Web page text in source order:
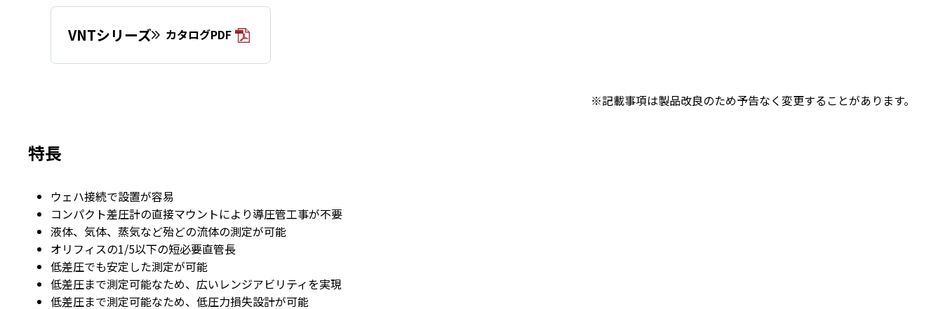
VNTシリーズ カタログPDF
※記載事項は製品改良のため予告なく変更することがあります。
特長
ウェハ接続で設置が容易
コンパクト差圧計の直接マウントにより導圧管工事が不要
液体、気体、蒸気など殆どの流体の測定が可能
オリフィスの1/5以下の短必要直管長
低差圧でも安定した測定が可能
低差圧まで測定可能なため、広いレンジアビリティを実現
低差圧まで測定可能なため、低圧力損失設計が可能